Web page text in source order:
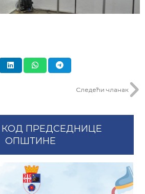
Следећи чланак
КОД ПРЕДСЕДНИЦЕ
ОПШТИНЕ